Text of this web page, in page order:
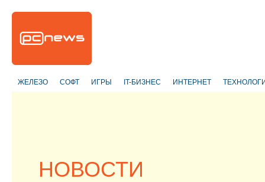
ЖЕЛЕЗО СОФТ ИГРЫ IT-БИЗНЕС ИНТЕРНЕТ
НОВОСТИ